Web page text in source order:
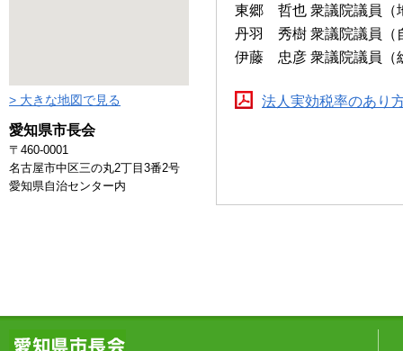
東郷 哲也 衆議院議員（
丹羽 秀樹 衆議院議員（
伊藤 忠彦 衆議院議員（
法人実効税率のあり
> 大きな地図で見る
愛知県市長会
〒460-0001
名古屋市中区三の丸2丁目3番2号
愛知県自治センター内